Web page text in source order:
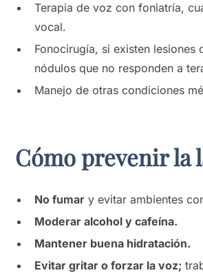
Terapia de voz con foniatría,
vocal.
Fonocirugía, si existen lesiones
nódulos que no responden a
Manejo de otras condiciones
Cómo prevenir la
No fumar y evitar ambientes
Moderar alcohol y cafeína.
Mantener buena hidratación.
Evitar gritar o forzar la voz;